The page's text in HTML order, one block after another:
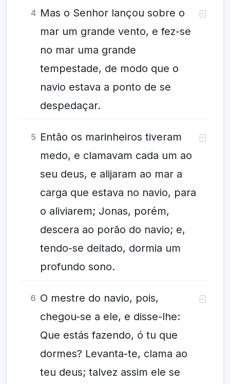
4 Mas o Senhor lançou sobre o
mar um grande vento, e fez-se
no mar uma grande
tempestade, de modo que o
navio estava a ponto de se
despedaçar.
5 Então os marinheiros tiveram
medo, e clamavam cada um ao
seu deus, e alijaram ao mar a
carga que estava no navio, para
o aliviarem; Jonas, porém,
descera ao porão do navio; e,
tendo-se deitado, dormia um
profundo sono.
6 O mestre do navio, pois,
chegou-se a ele, e disse-lhe:
Que estás fazendo, ó tu que
dormes? Levanta-te, clama ao
teu deus; talvez assim ele se